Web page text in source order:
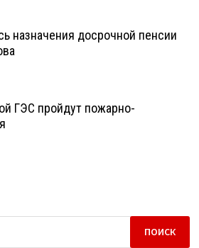
назначения досрочной пенсии
ГЭС пройдут пожарно-